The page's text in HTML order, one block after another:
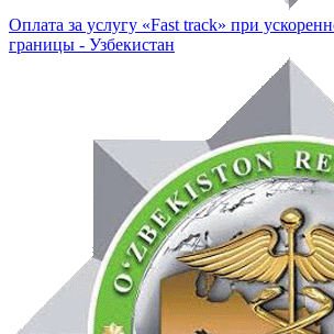
Оплата за услугу «Fast track» при
границы - Узбекистан